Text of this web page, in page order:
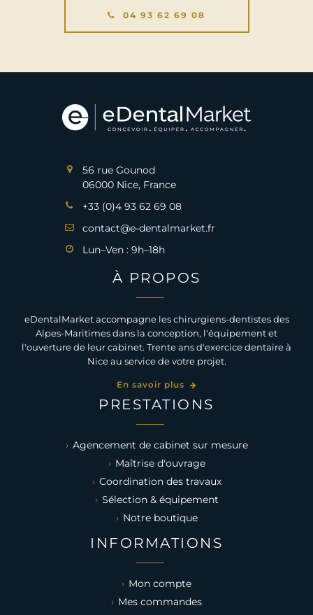
04 93 62 69 08
56 rue Gounod
06000 Nice, France
+33 (0)4 93 62 69 08
contact@e-dentalmarket.fr
Lun–Ven : 9h–18h
À PROPOS
eDentalMarket accompagne les chirurgiens-dentistes des
Alpes-Maritimes dans la conception, l'équipement et
l'ouverture de leur cabinet. Trente ans d'exercice dentaire à
Nice au service de votre projet.
En savoir plus
PRESTATIONS
Agencement de cabinet sur mesure
Maîtrise d'ouvrage
Coordination des travaux
Sélection & équipement
Notre boutique
INFORMATIONS
Mon compte
Mes commandes